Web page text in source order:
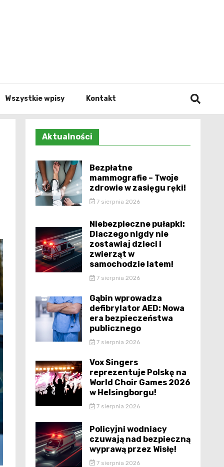
Wszystkie wpisy Kontakt
Aktualności
Bezpłatne
mammografie – Twoje
zdrowie w zasięgu ręki!
7 sierpnia 2026
Niebezpieczne pułapki:
Dlaczego nigdy nie
zostawiaj dzieci i
zwierząt w
samochodzie latem!
7 sierpnia 2026
Gąbin wprowadza
defibrylator AED: Nowa
era bezpieczeństwa
publicznego
7 sierpnia 2026
Vox Singers
reprezentuje Polskę na
World Choir Games 2026
w Helsingborgu!
7 sierpnia 2026
Policyjni wodniacy
czuwają nad bezpieczną
wyprawą przez Wisłę!
7 sierpnia 2026